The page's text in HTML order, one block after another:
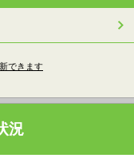
できます
況